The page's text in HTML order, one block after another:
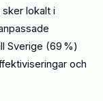
lokalt i
Sverige (69 %)
och